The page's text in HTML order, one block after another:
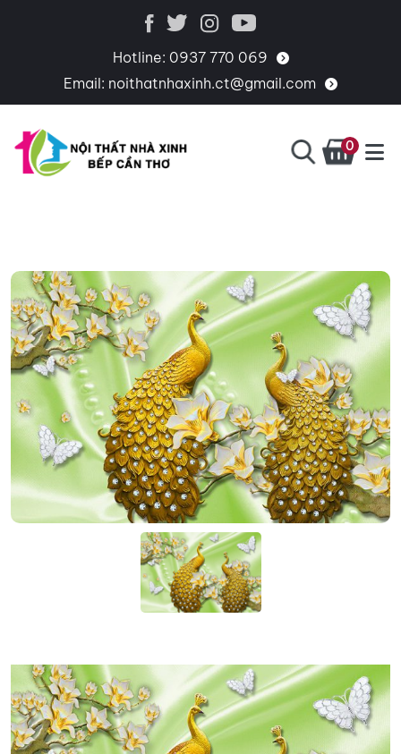
Hotline: 0937 770 069
Email: noithatnhaxinh.ct@gmail.com
THI
CÔNG,
CUNG
CẤP
PHỤ
KIỆN
NGÀNH
BẾP
0